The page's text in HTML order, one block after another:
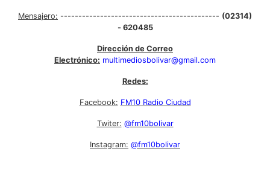
Mensajero: -------------------------------------------- (02314)
- 620485
Dirección de Correo
Electrónico: multimediosbolivar@gmail.com
Redes:
Facebook: FM10 Radio Ciudad
Twiter: @fm10bolivar
Instagram: @fm10bolivar